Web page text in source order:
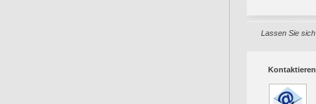
Lassen Sie